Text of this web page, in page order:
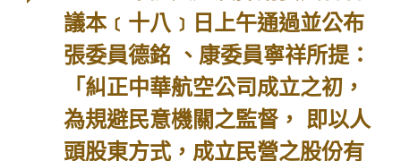
議本﹝十八﹞日上午通過並公布
張委員德銘 、康委員寧祥所提：
「糾正中華航空公司成立之初，
為規避民意機關之監督， 即以人
頭股東方式，成立民營之股份有